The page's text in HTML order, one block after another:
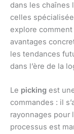
dans les chaînes
celles
explore
avantages
les tendances
dans l’ère de la
Le picking est
commandes : il
rayonnages pour
processus est